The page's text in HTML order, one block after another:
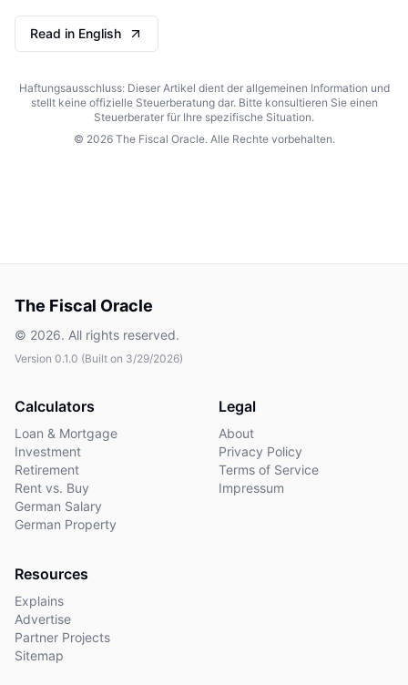
Read in English
Haftungsausschluss: Dieser Artikel dient der allgemeinen Information und
stellt keine offizielle Steuerberatung dar. Bitte konsultieren Sie einen
Steuerberater für Ihre spezifische Situation.
© 2026The Fiscal Oracle. Alle Rechte vorbehalten.
The Fiscal Oracle
© 2026. All rights reserved.
Version 0.1.0 (Built on 3/29/2026)
Calculators
Loan & Mortgage
Investment
Retirement
Rent vs. Buy
German Salary
German Property
Legal
About
Privacy Policy
Terms of Service
Impressum
Resources
Explains
Advertise
Partner Projects
Sitemap